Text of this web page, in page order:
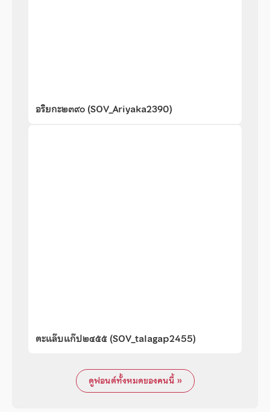
อริยกะ๒๓๙๐ (SOV_Ariyaka2390)
ตะแล๊บแก๊ป๒๔๕๕ (SOV_talagap2455)
ดูฟอนต์ทั้งหมดของคนนี้ »